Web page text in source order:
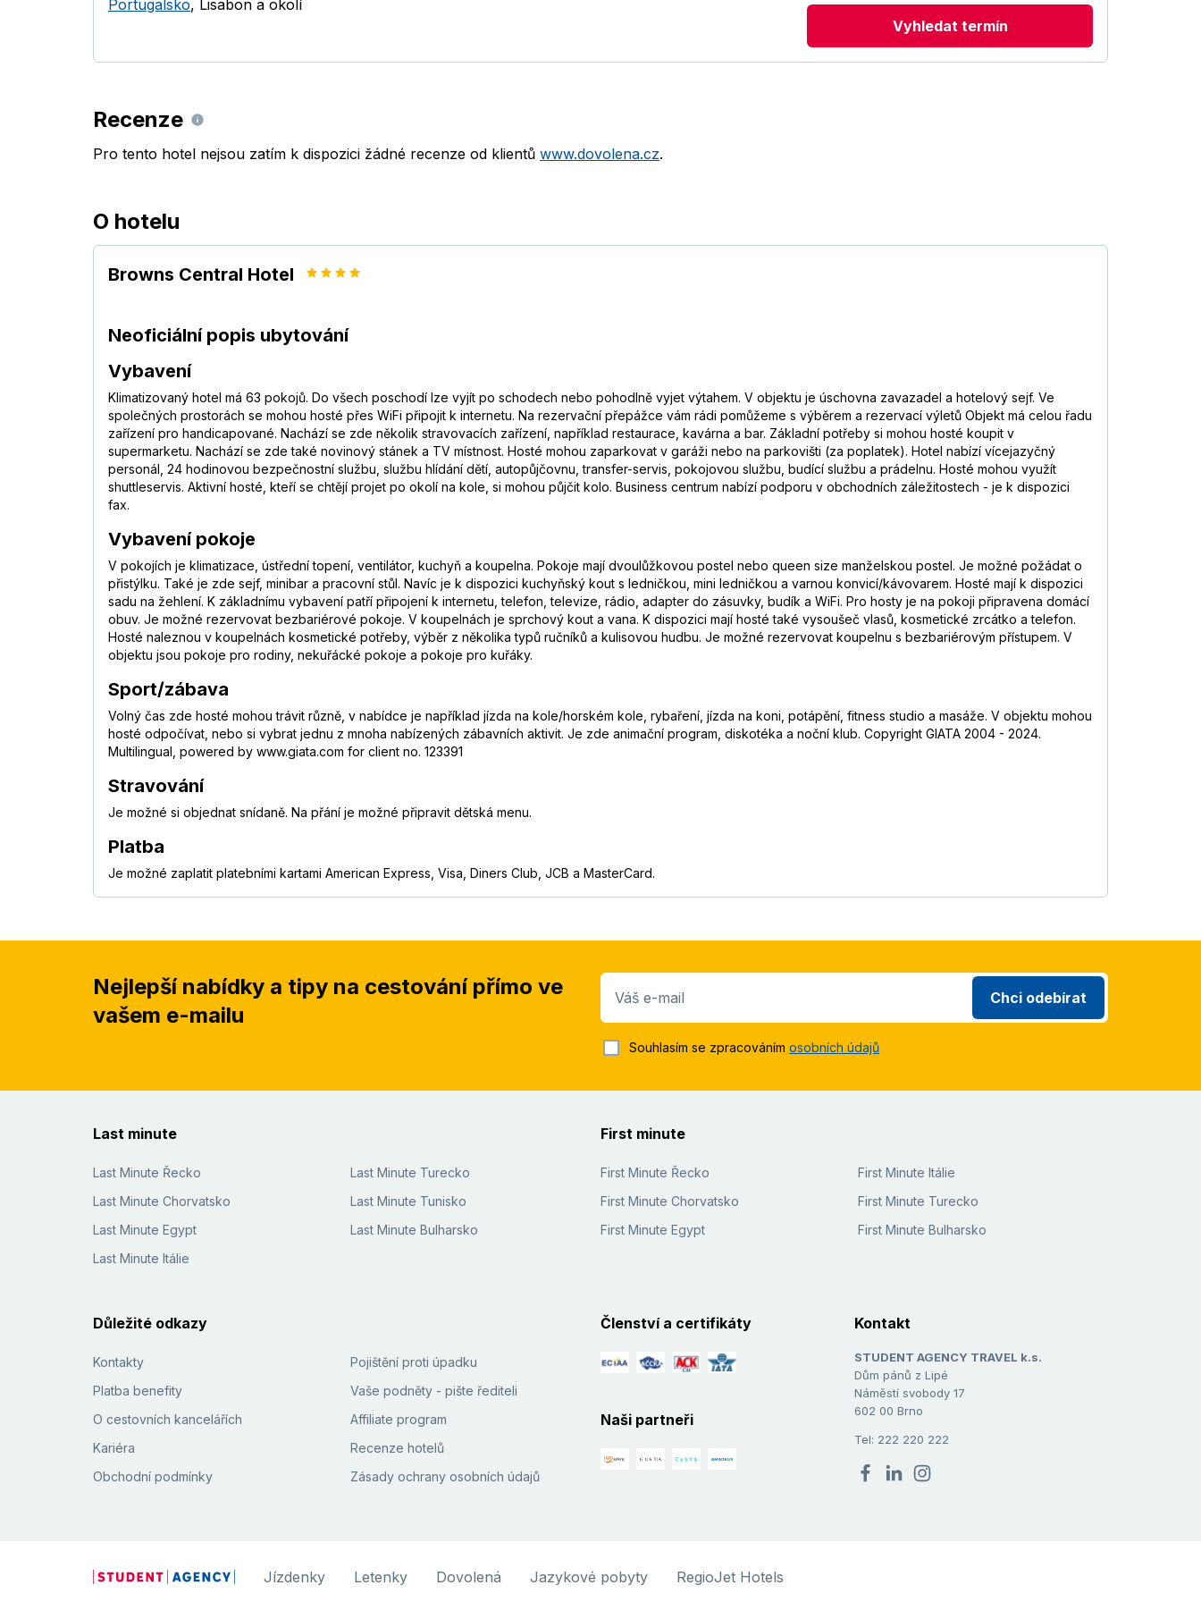
Portugalsko, Lisabon a okolí
Vyhledat termín
Recenze
Pro tento hotel nejsou zatím k dispozici žádné recenze od klientů www.dovolena.cz.
O hotelu
Browns Central Hotel
Neoficiální popis ubytování
Vybavení
Klimatizovaný hotel má 63 pokojů. Do všech poschodí lze vyjít po schodech nebo pohodlně vyjet výtahem. V objektu je úschovna zavazadel a hotelový sejf. Ve
společných prostorách se mohou hosté přes WiFi připojit k internetu. Na rezervační přepážce vám rádi pomůžeme s výběrem a rezervací výletů Objekt má celou řadu
zařízení pro handicapované. Nachází se zde několik stravovacích zařízení, například restaurace, kavárna a bar. Základní potřeby si mohou hosté koupit v
supermarketu. Nachází se zde také novinový stánek a TV místnost. Hosté mohou zaparkovat v garáži nebo na parkovišti (za poplatek). Hotel nabízí vícejazyčný
personál, 24 hodinovou bezpečnostní službu, službu hlídání dětí, autopůjčovnu, transfer-servis, pokojovou službu, budící službu a prádelnu. Hosté mohou využít
shuttleservis. Aktivní hosté, kteří se chtějí projet po okolí na kole, si mohou půjčit kolo. Business centrum nabízí podporu v obchodních záležitostech - je k dispozici
fax.
Vybavení pokoje
V pokojích je klimatizace, ústřední topení, ventilátor, kuchyň a koupelna. Pokoje mají dvoulůžkovou postel nebo queen size manželskou postel. Je možné požádat o
přistýlku. Také je zde sejf, minibar a pracovní stůl. Navíc je k dispozici kuchyňský kout s ledničkou, mini ledničkou a varnou konvicí/kávovarem. Hosté mají k dispozici
sadu na žehlení. K základnímu vybavení patří připojení k internetu, telefon, televize, rádio, adapter do zásuvky, budík a WiFi. Pro hosty je na pokoji připravena domácí
obuv. Je možné rezervovat bezbariérové pokoje. V koupelnách je sprchový kout a vana. K dispozici mají hosté také vysoušeč vlasů, kosmetické zrcátko a telefon.
Hosté naleznou v koupelnách kosmetické potřeby, výběr z několika typů ručníků a kulisovou hudbu. Je možné rezervovat koupelnu s bezbariérovým přístupem. V
objektu jsou pokoje pro rodiny, nekuřácké pokoje a pokoje pro kuřáky.
Sport/zábava
Volný čas zde hosté mohou trávit různě, v nabídce je například jízda na kole/horském kole, rybaření, jízda na koni, potápění, fitness studio a masáže. V objektu mohou
hosté odpočívat, nebo si vybrat jednu z mnoha nabízených zábavních aktivit. Je zde animační program, diskotéka a noční klub. Copyright GIATA 2004 - 2024.
Multilingual, powered by www.giata.com for client no. 123391
Stravování
Je možné si objednat snídaně. Na přání je možné připravit dětská menu.
Platba
Je možné zaplatit platebními kartami American Express, Visa, Diners Club, JCB a MasterCard.
Nejlepší nabídky a tipy na cestování přímo ve
vašem e-mailu
Váš e-mail Chci odebírat
Souhlasím se zpracováním osobních údajů
Last minute
Last Minute Řecko
Last Minute Chorvatsko
Last Minute Egypt
Last Minute Itálie
Last Minute Turecko
Last Minute Tunisko
Last Minute Bulharsko
First minute
First Minute Řecko
First Minute Chorvatsko
First Minute Egypt
First Minute Itálie
First Minute Turecko
First Minute Bulharsko
Důležité odkazy
Kontakty
Platba benefity
O cestovních kancelářích
Kariéra
Obchodní podmínky
Pojištění proti úpadku
Vaše podněty - pište řediteli
Affiliate program
Recenze hotelů
Zásady ochrany osobních údajů
Členství a certifikáty
Naši partneři
Kontakt
STUDENT AGENCY TRAVEL k.s.
Dům pánů z Lipé
Náměstí svobody 17
602 00 Brno
Tel: 222 220 222
Jízdenky Letenky Dovolená Jazykové pobyty RegioJet Hotels